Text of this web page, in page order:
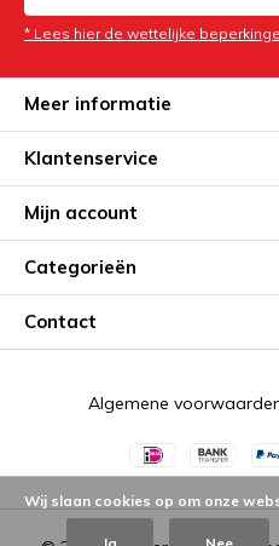
* Lees hier de wettelijke
Meer informatie
Klantenservice
Mijn account
Categorieën
Contact
Algemene
Wij slaan cookies op om onze